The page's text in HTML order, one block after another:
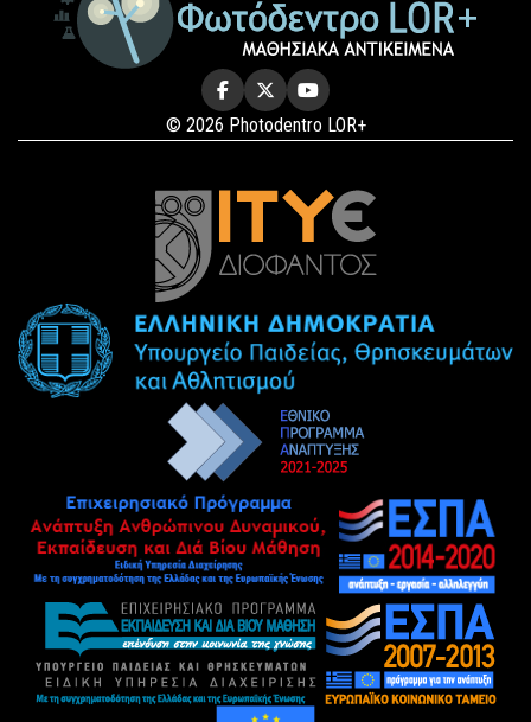
© 2026 Photodentro LOR+